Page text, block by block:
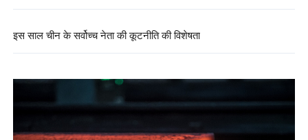
इस साल चीन के सर्वोच्च नेता की कूटनीति की विशेषता